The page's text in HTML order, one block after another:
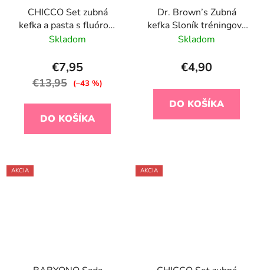
CHICCO Set zubná
kefka a pasta s fluórom
v puzdre Always
Skladom
€7,95
€13,95 (–43 %)
DO KOŠÍKA
Dr. Brown’s Zubná
kefka Sloník tréningová
ružová
Skladom
€4,90
DO KOŠÍKA
AKCIA AKCIA